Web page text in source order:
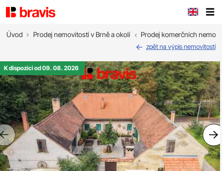
Úvod Prodej nemovitostí v Brně a okolí Prodej komerčních
zpět na výpis nemovitostí
Previous
K dispozici od 09. 08. 2026